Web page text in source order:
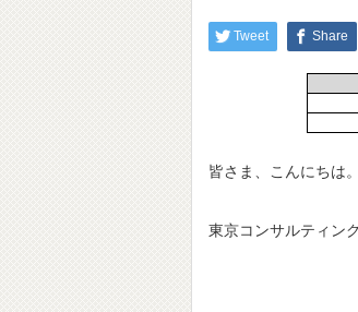
Tweet Share
皆さま、こんにちは。
東京コンサルティン